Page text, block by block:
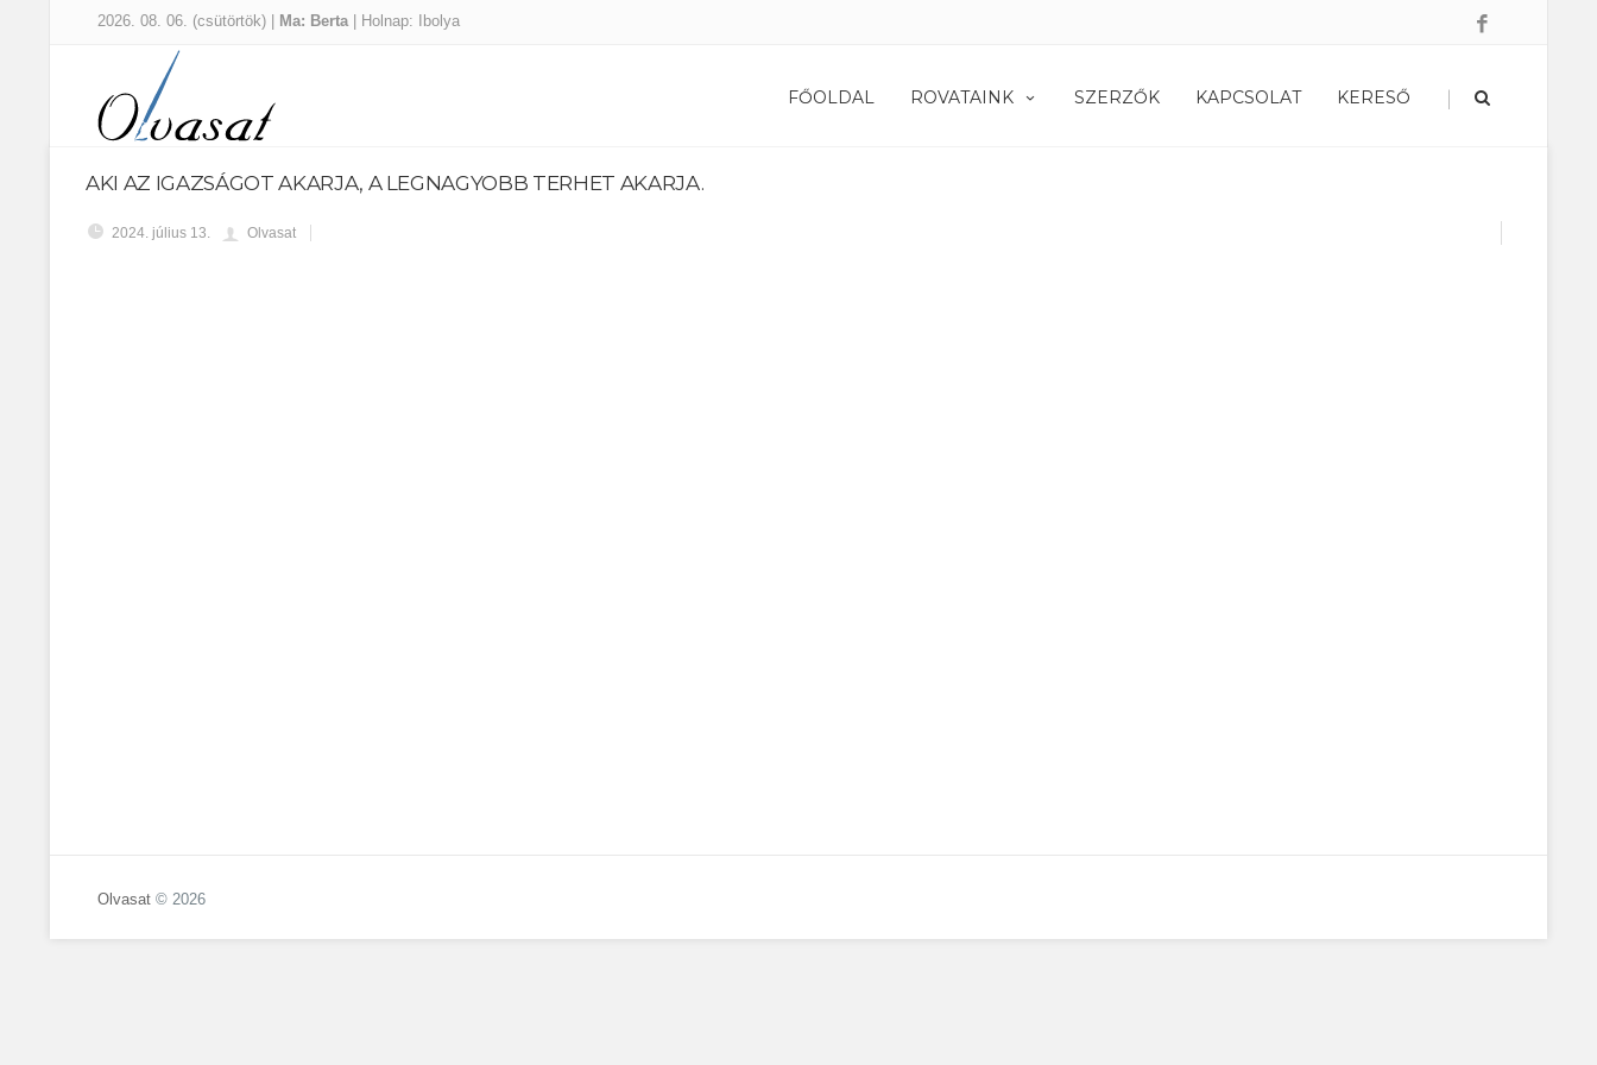
2026. 08. 06. (csütörtök) | Ma: Berta | Holnap: Ibolya
FŐOLDAL ROVATAINK SZERZŐK KAPCSOLAT KERESŐ |
AKI AZ IGAZSÁGOT AKARJA, A LEGNAGYOBB TERHET AKARJA.
2024. július 13. Olvasat
Olvasat © 2026